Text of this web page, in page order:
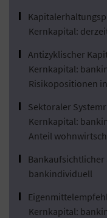
Kernkapital:
Antizyklischer
Kernkapital:
Risikopositionen
Sektoraler
Kernkapital:
Anteil
Bankaufsichtlicher
bankindividuell
Kernkapital: